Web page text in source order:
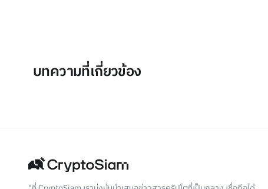
บทความที่เกี่ยวข้อง